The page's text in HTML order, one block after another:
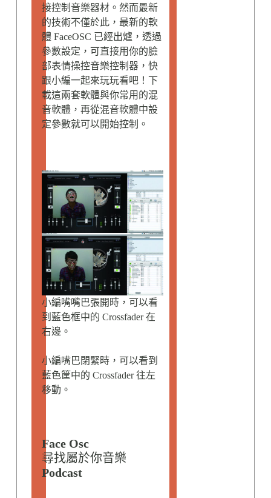
接控制音樂器材。然而最新
的技術不僅於此，最新的軟
體 FaceOSC 已經出爐，透過
參數設定，可直接用你的臉
部表情操控音樂控制器，快
跟小編一起來玩玩看吧！下
載這兩套軟體與你常用的混
音軟體，再從混音軟體中設
定參數就可以開始控制。
小編嘴嘴巴張開時，可以看
到藍色框中的 Crossfader 在
右邊。
小編嘴巴閉緊時，可以看到
藍色筐中的 Crossfader 往左
移動。
Face Osc
尋找屬於你音樂
Podcast